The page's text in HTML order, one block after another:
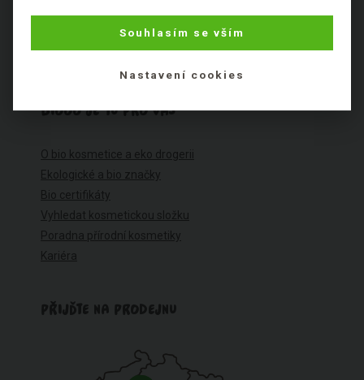
Obchodní podmínky
Ochrana osobních údajů
BIOOO JE TU PRO VÁS
O bio kosmetice a eko drogerii
Ekologické a bio značky
Bio certifikáty
Vyhledat kosmetickou složku
Poradna přírodní kosmetiky
Kariéra
PŘIJĎTE NA PRODEJNU
Souhlasím se vším
Nastavení cookies